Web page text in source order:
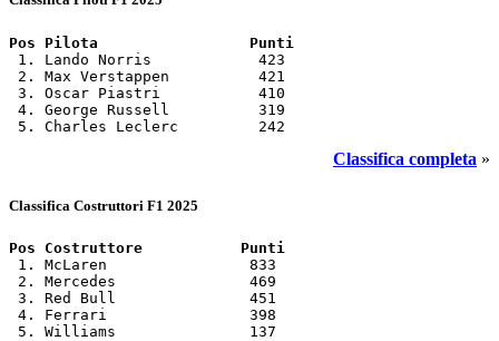
Pos Pilota                 Punti
1. Lando Norris            423
2. Max Verstappen          421
3. Oscar Piastri           410
4. George Russell          319
5. Charles Leclerc         242
Classifica completa »
Classifica Costruttori F1 2025
Pos Costruttore           Punti
1. McLaren                833
2. Mercedes               469
3. Red Bull               451
4. Ferrari                398
5. Williams               137